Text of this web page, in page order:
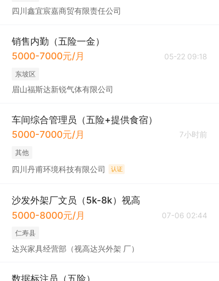
四川鑫宜宸嘉商贸有限责任公司
销售内勤（五险一金）
5000-7000元/月
05-22 09:18
东坡区
眉山福斯达新锐气体有限公司
车间综合管理员（五险+提供食宿）
5000-7000元/月
7小时前
其他
四川丹甫环境科技有限公司 认证
沙发外架厂文员（5k-8k）视高
5000-8000元/月
07-06 02:44
仁寿县
达兴家具经营部（视高达兴外架 厂）
数据标注员（五险）